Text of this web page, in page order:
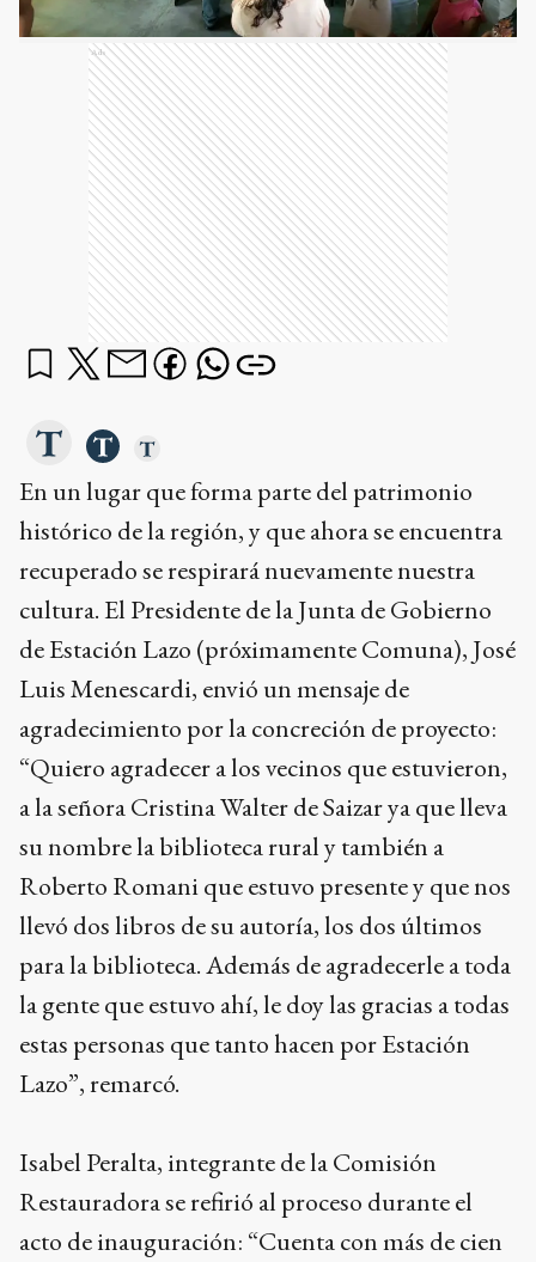
Ads
En un lugar que forma parte del patrimonio
histórico de la región, y que ahora se encuentra
recuperado se respirará nuevamente nuestra
cultura. El Presidente de la Junta de Gobierno
de Estación Lazo (próximamente Comuna), José
Luis Menescardi, envió un mensaje de
agradecimiento por la concreción de proyecto:
“Quiero agradecer a los vecinos que estuvieron,
a la señora Cristina Walter de Saizar ya que lleva
su nombre la biblioteca rural y también a
Roberto Romani que estuvo presente y que nos
llevó dos libros de su autoría, los dos últimos
para la biblioteca. Además de agradecerle a toda
la gente que estuvo ahí, le doy las gracias a todas
estas personas que tanto hacen por Estación
Lazo”, remarcó.
Isabel Peralta, integrante de la Comisión
Restauradora se refirió al proceso durante el
acto de inauguración: “Cuenta con más de cien